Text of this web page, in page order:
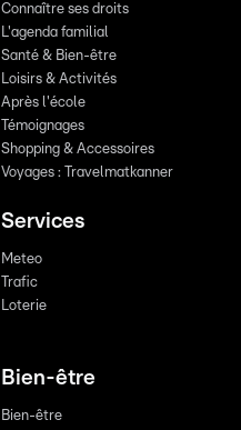
Connaître ses droits
L'agenda familial
Santé & Bien-être
Loisirs & Activités
Après l'école
Témoignages
Shopping & Accessoires
Voyages : Travelmatkanner
Services
Meteo
Trafic
Loterie
Bien-être
Bien-être